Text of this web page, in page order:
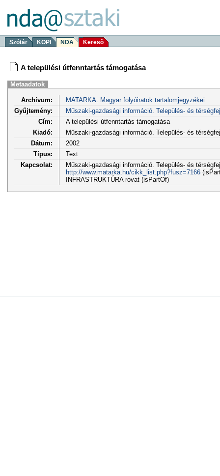
Szótár KOPI NDA Kereső
A települési útfenntartás támogatása
Metaadatok
Archívum:
MATARKA: Magyar folyóiratok tartalomjegyzékei
Gyűjtemény:
Műszaki-gazdasági információ. Település- és
Cím:
A települési útfenntartás támogatása
Kiadó:
Műszaki-gazdasági információ. Település- és
Dátum:
2002
Típus:
Text
Kapcsolat:
Műszaki-gazdasági információ. Település- és
http://www.matarka.hu/cikk_list.php?fusz=7166
INFRASTRUKTÚRA rovat (isPartOf)